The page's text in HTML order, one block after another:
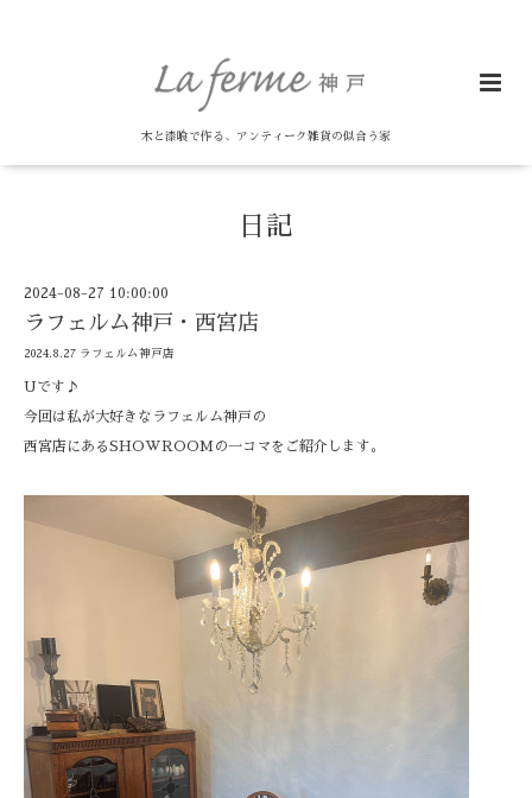
木と漆喰で作る、アンティーク雑貨の似合う家
日記
2024-08-27 10:00:00
ラフェルム神戸・西宮店
2024.8.27 ラフェルム神戸店
Uです♪
今回は私が大好きなラフェルム神戸の
西宮店にあるSHOWROOMの一コマをご紹介します。